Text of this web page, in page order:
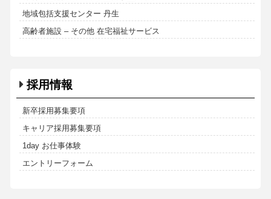
地域包括支援センター 丹生
高齢者施設 – その他 在宅福祉サービス
採用情報
新卒採用募集要項
キャリア採用募集要項
1day お仕事体験
エントリーフォーム